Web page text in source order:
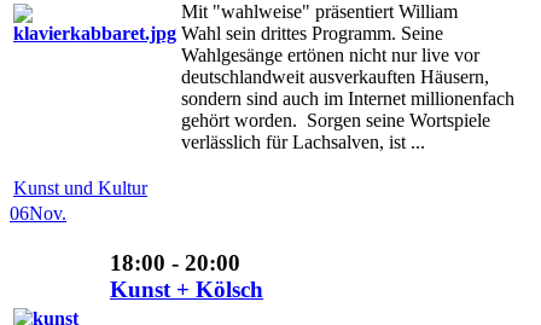
Mit "wahlweise" präsentiert William
Wahl sein drittes Programm. Seine
Wahlgesänge ertönen nicht nur live vor
deutschlandweit ausverkauften Häusern,
sondern sind auch im Internet millionenfach
gehört worden. Sorgen seine Wortspiele
verlässlich für Lachsalven, ist ...
Kunst und Kultur
06Nov.
18:00 - 20:00
Kunst + Kölsch